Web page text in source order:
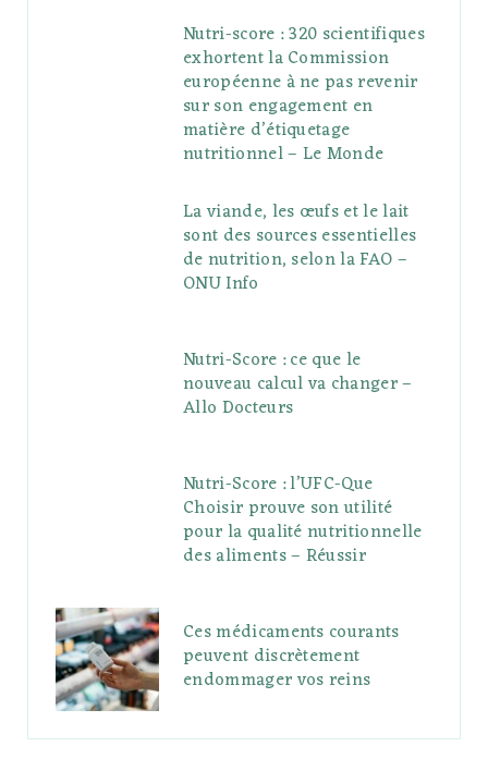
Nutri-score : 320 scientifiques
exhortent la Commission
européenne à ne pas revenir
sur son engagement en
matière d’étiquetage
nutritionnel – Le Monde
La viande, les œufs et le lait
sont des sources essentielles
de nutrition, selon la FAO –
ONU Info
Nutri-Score : ce que le
nouveau calcul va changer –
Allo Docteurs
Nutri-Score : l’UFC-Que
Choisir prouve son utilité
pour la qualité nutritionnelle
des aliments – Réussir
Ces médicaments courants
peuvent discrètement
endommager vos reins